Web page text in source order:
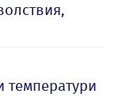
температури